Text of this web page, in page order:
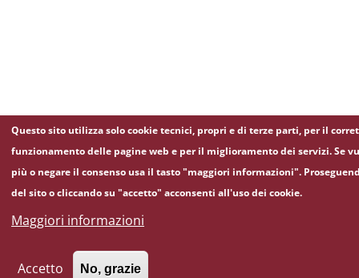
Questo sito utilizza solo cookie tecnici, propri e di terze parti, per il
funzionamento delle pagine web e per il miglioramento dei servizi. Se
più o negare il consenso usa il tasto "maggiori informazioni".
del sito o cliccando su "accetto" acconsenti all'uso dei cookie.
Maggiori informazioni
Accetto No, grazie